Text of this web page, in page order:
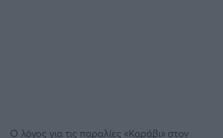
Ο λόγος για τις παραλίες «Καράβι» στον